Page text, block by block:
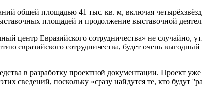
общей площадью 41 тыс. кв. м, включая
площадей и продолжение выставочной
центр Евразийского сотрудничества» не случайно,
евразийского сотрудничества, будет очень
в разработку проектной документации. Проект
сведений, поскольку «сразу найдутся те, кто будут